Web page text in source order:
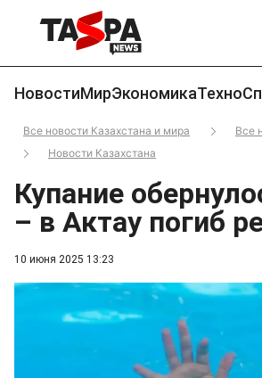
НовостиМирЭкономикаТехно
Все новости Казахстана и мира
Все
Новости Казахстана
10 июня 2025 13:23
Купание
– в Актау погиб